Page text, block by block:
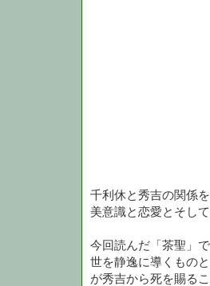
千利休と秀吉の関係
美意識と恋愛とそし
今回読んだ「茶聖」
世を静逸に導くもの
が秀吉から死を賜る